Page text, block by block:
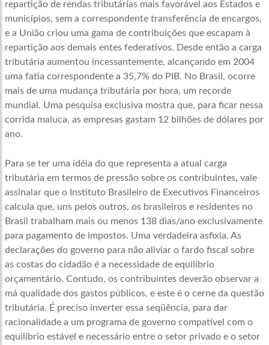
repartição de rendas tributárias mais favorável aos Estados e
municípios, sem a correspondente transferência de encargos,
e a União criou uma gama de contribuições que escapam à
repartição aos demais entes federativos. Desde então a carga
tributária aumentou incessantemente, alcançando em 2004
uma fatia correspondente a 35,7% do PIB. No Brasil, ocorre
mais de uma mudança tributária por hora, um recorde
mundial. Uma pesquisa exclusiva mostra que, para ficar nessa
corrida maluca, as empresas gastam 12 bilhões de dólares por
ano.
Para se ter uma idéia do que representa a atual carga
tributária em termos de pressão sobre os contribuintes, vale
assinalar que o Instituto Brasileiro de Executivos Financeiros
calcula que, uns pelos outros, os brasileiros e residentes no
Brasil trabalham mais ou menos 138 dias/ano exclusivamente
para pagamento de impostos. Uma verdadeira asfixia. As
declarações do governo para não aliviar o fardo fiscal sobre
as costas do cidadão é a necessidade de equilíbrio
orçamentário. Contudo, os contribuintes deverão observar a
má qualidade dos gastos públicos, e este é o cerne da questão
tributária. É preciso inverter essa seqüência, para dar
racionalidade a um programa de governo compatível com o
equilíbrio estável e necessário entre o setor privado e o setor